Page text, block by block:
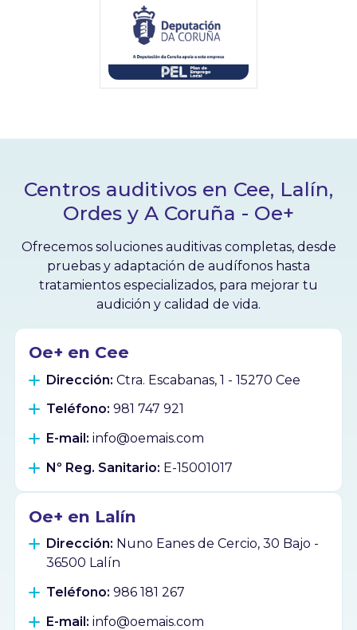
Centros auditivos en Cee, Lalín,
Ordes y A Coruña - Oe+
Ofrecemos soluciones auditivas completas, desde
pruebas y adaptación de audífonos hasta
tratamientos especializados, para mejorar tu
audición y calidad de vida.
Oe+ en Cee
Dirección: Ctra. Escabanas, 1 - 15270 Cee
Teléfono: 981 747 921
E-mail: info@oemais.com
Nº Reg. Sanitario: E-15001017
Oe+ en Lalín
Dirección: Nuno Eanes de Cercio, 30 Bajo -
36500 Lalín
Teléfono: 986 181 267
E-mail: info@oemais.com